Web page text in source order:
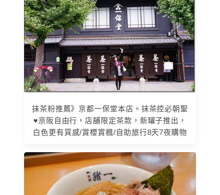
抹茶粉推薦》京都一保堂本店。抹茶控必朝聖
♥京阪自由行，店舖限定茶款，新罐子推出，
白色更有質感/賞櫻賞楓/自助旅行8天7夜購物